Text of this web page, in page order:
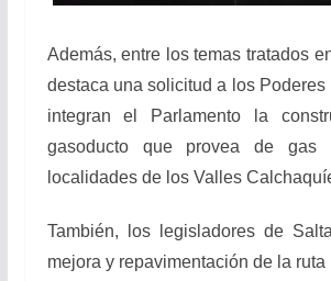
Además, entre los temas tratados
destaca una solicitud a los
integran el Parlamento la
gasoducto que provea de gas
localidades de los Valles
También, los legisladores de
mejora y repavimentación de la